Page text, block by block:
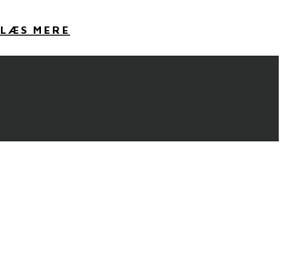
LÆS MERE